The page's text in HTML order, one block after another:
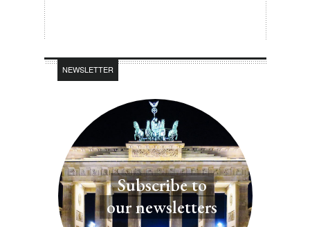
NEWSLETTER
Subscribe to
our newsletters